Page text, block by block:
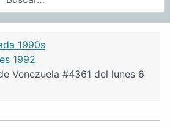
1990s
1992
Venezuela #4361 del lunes 6